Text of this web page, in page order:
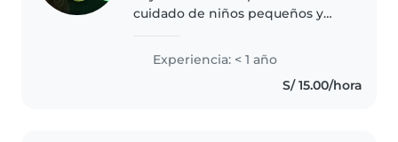
cuidado de niños pequeños y
atención y cariñosa a los más
pequeños. - Cuidado y
alimentación de bebés - juegos
Experiencia: < 1 año
S/ 15.00/hora